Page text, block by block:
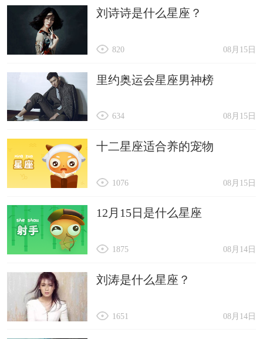
刘诗诗是什么星座？
08月15日
820
里约奥运会星座男神榜
08月15日
634
十二星座适合养的宠物
08月15日
1076
12月15日是什么星座
08月14日
1875
刘涛是什么星座？
08月14日
1651